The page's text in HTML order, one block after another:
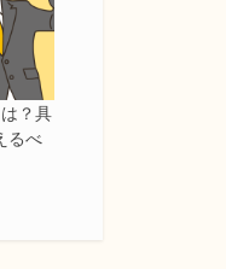
？具
るべ